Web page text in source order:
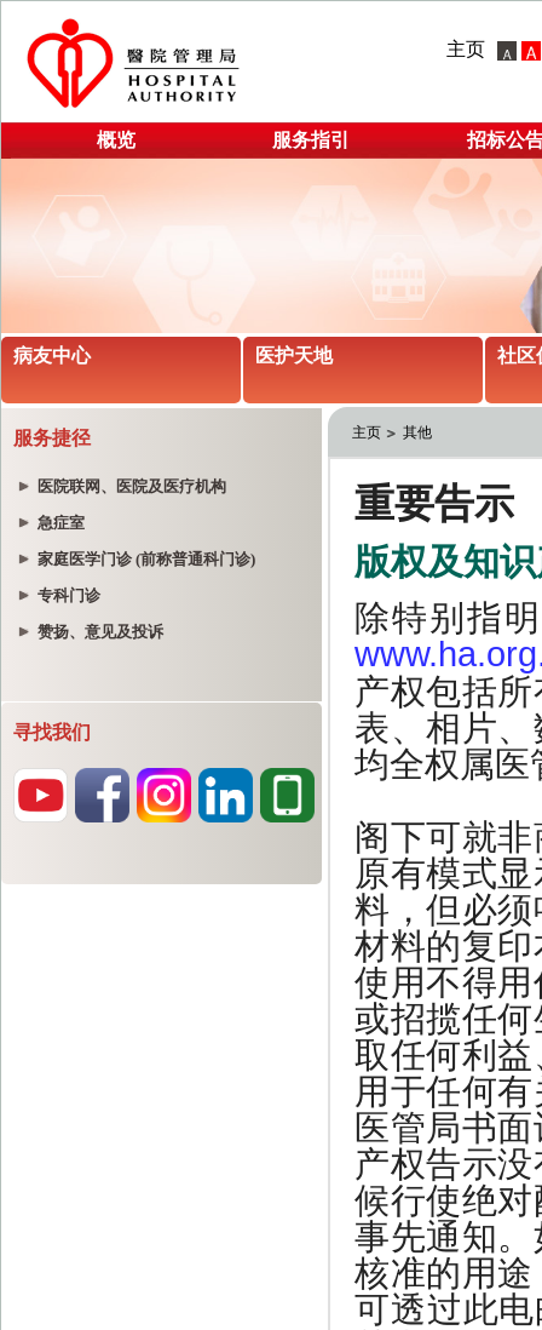
主页
概览 服务指引 招标公
病友中心 医护天地 社区
服务捷径
医院联网、医院及医疗机构
急症室
家庭医学门诊 (前称普通科门诊)
专科门诊
赞扬、意见及投诉
寻找我们
主页 其他